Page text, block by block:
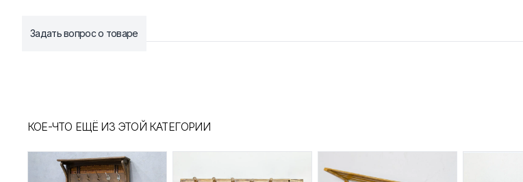
Задать вопрос о товаре
КОЕ-ЧТО ЕЩЁ ИЗ ЭТОЙ КАТЕГОРИИ